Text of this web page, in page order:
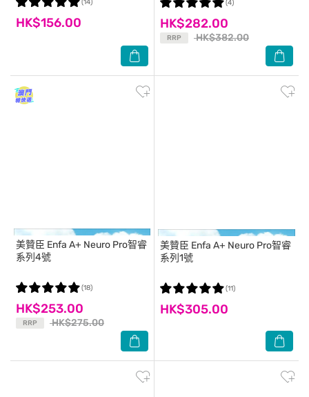
HK$156.00
(14)
HK$282.00
RRP HK$382.00
(4)
美贊臣 Enfa A+ Neuro Pro智睿
系列4號
HK$253.00
RRP HK$275.00
(18)
美贊臣 Enfa A+ Neuro Pro智睿
系列1號
HK$305.00
(11)